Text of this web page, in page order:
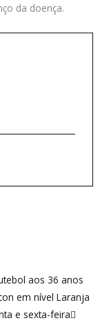
da doença.
aos 36 anos
em nível Laranja
e sexta-feira